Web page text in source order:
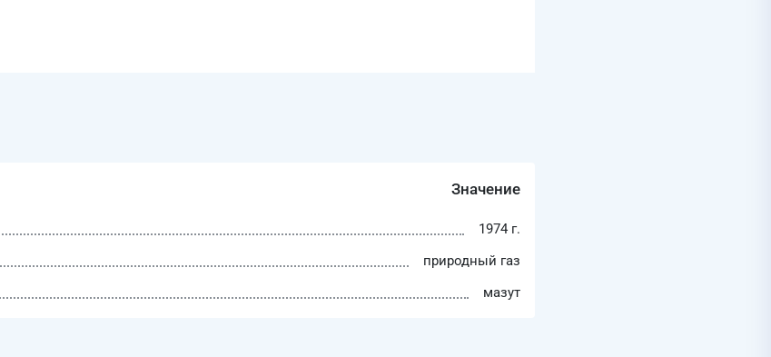
Значение
1974 г.
природный газ
мазут